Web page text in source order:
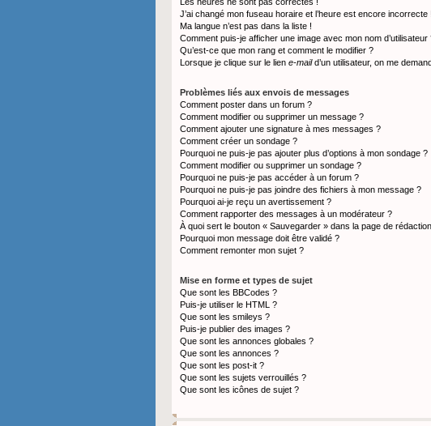
J’ai changé mon fuseau horaire et l’heure est encore incorrecte !
Ma langue n’est pas dans la liste !
Comment puis-je afficher une image avec mon nom d’utilisateur
Qu’est-ce que mon rang et comment le modifier ?
Lorsque je clique sur le lien e-maild’un utilisateur, on me
Problèmes liés aux envois de messages
Comment poster dans un forum ?
Comment modifier ou supprimer un message ?
Comment ajouter une signature à mes messages ?
Comment créer un sondage ?
Pourquoi ne puis-je pas ajouter plus d’options à mon sondage ?
Comment modifier ou supprimer un sondage ?
Pourquoi ne puis-je pas accéder à un forum ?
Pourquoi ne puis-je pas joindre des fichiers à mon message ?
Pourquoi ai-je reçu un avertissement ?
Comment rapporter des messages à un modérateur ?
À quoi sert le bouton « Sauvegarder » dans la page de
Pourquoi mon message doit être validé ?
Comment remonter mon sujet ?
Mise en forme et types de sujet
Que sont les BBCodes ?
Puis-je utiliser le HTML ?
Que sont les smileys ?
Puis-je publier des images ?
Que sont les annonces globales ?
Que sont les annonces ?
Que sont les post-it ?
Que sont les sujets verrouillés ?
Que sont les icônes de sujet ?